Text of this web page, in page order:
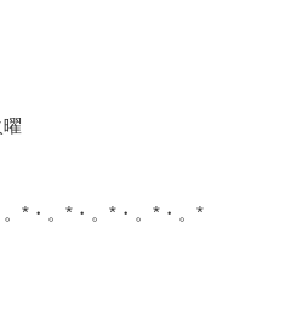
*・。*・。*・。*・。*